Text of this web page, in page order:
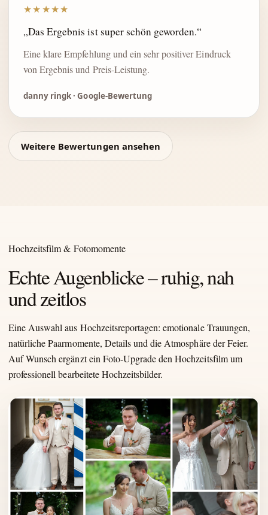
★★★★★
„Das Ergebnis ist super schön geworden.“
Eine klare Empfehlung und ein sehr positiver Eindruck
von Ergebnis und Preis-Leistung.
danny ringk · Google-Bewertung
Weitere Bewertungen ansehen
Hochzeitsfilm & Fotomomente
Echte Augenblicke – ruhig, nah
und zeitlos
Eine Auswahl aus Hochzeitsreportagen: emotionale Trauungen,
natürliche Paarmomente, Details und die Atmosphäre der Feier.
Auf Wunsch ergänzt ein Foto-Upgrade den Hochzeitsfilm um
professionell bearbeitete Hochzeitsbilder.